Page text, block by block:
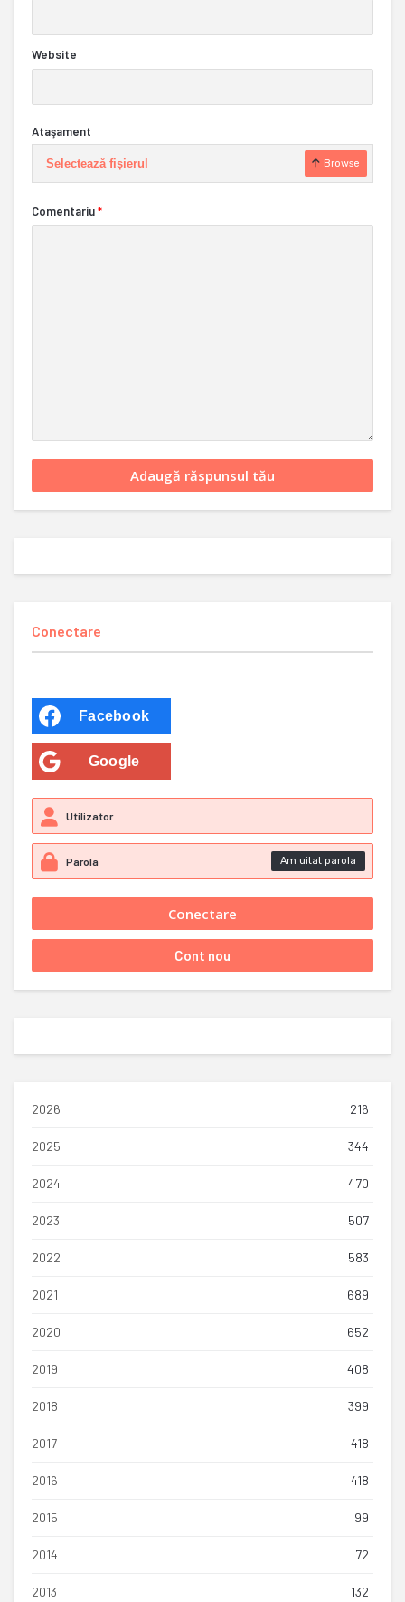
Website
Ataşament
Selectează fișierul Browse
Comentariu*
Conectare
Facebook
Google
Am uitat parola
2026 216
2025 344
2024 470
2023 507
2022 583
2021 689
2020 652
2019 408
2018 399
2017 418
2016 418
2015 99
2014 72
2013 132